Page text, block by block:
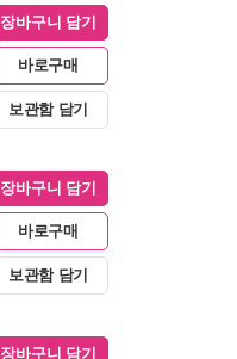
장바구니 담기
바로구매
보관함 담기
장바구니 담기
바로구매
보관함 담기
장바구니 담기